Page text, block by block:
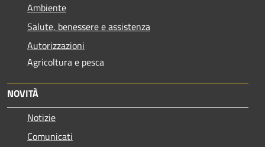
Ambiente
Salute, benessere e assistenza
Autorizzazioni
Agricoltura e pesca
NOVITÀ
Notizie
Comunicati